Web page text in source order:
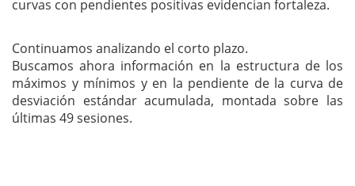
curvas con pendientes positivas evidencian fortaleza.
Continuamos analizando el corto plazo.
Buscamos ahora información en la estructura de los
máximos y mínimos y en la pendiente de la curva de
desviación estándar acumulada, montada sobre las
últimas 49 sesiones.